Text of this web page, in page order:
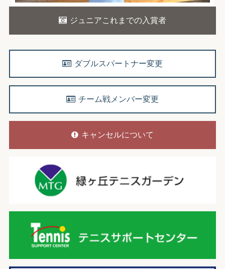
ジュニアこれまでの入賞者
ダブルスパートナー変更
チーム戦メンバー変更
キャンセルについて